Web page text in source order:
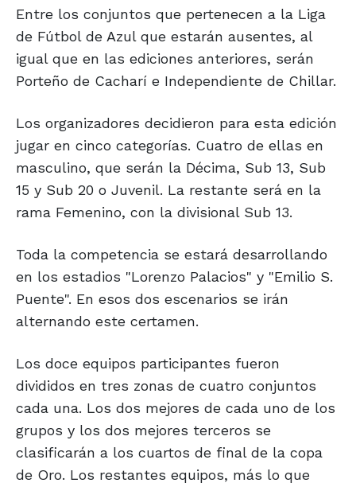
Entre los conjuntos que pertenecen a la Liga
de Fútbol de Azul que estarán ausentes, al
igual que en las ediciones anteriores, serán
Porteño de Cacharí e Independiente de Chillar.
Los organizadores decidieron para esta edición
jugar en cinco categorías. Cuatro de ellas en
masculino, que serán la Décima, Sub 13, Sub
15 y Sub 20 o Juvenil. La restante será en la
rama Femenino, con la divisional Sub 13.
Toda la competencia se estará desarrollando
en los estadios "Lorenzo Palacios" y "Emilio S.
Puente". En esos dos escenarios se irán
alternando este certamen.
Los doce equipos participantes fueron
divididos en tres zonas de cuatro conjuntos
cada una. Los dos mejores de cada uno de los
grupos y los dos mejores terceros se
clasificarán a los cuartos de final de la copa
de Oro. Los restantes equipos, más lo que